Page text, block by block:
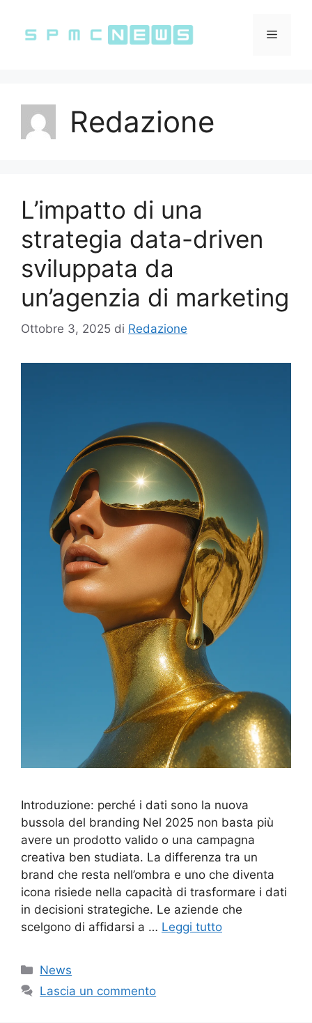
contenuto
Menu
Redazione
L’impatto di una
strategia data-driven
sviluppata da
un’agenzia di marketing
Ottobre 3, 2025 di Redazione
Introduzione: perché i dati sono la nuova
bussola del branding Nel 2025 non basta più
avere un prodotto valido o una campagna
creativa ben studiata. La differenza tra un
brand che resta nell’ombra e uno che diventa
icona risiede nella capacità di trasformare i dati
in decisioni strategiche. Le aziende che
scelgono di affidarsi a … Leggi tutto
Categorie
News
Lascia un commento